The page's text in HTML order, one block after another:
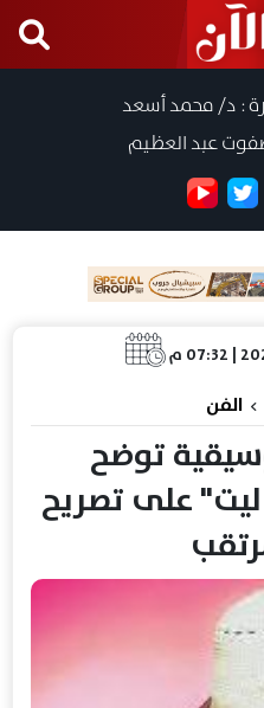
: د/ محمد أسعد
عبد العظيم
الفن
توضح
على تصريح